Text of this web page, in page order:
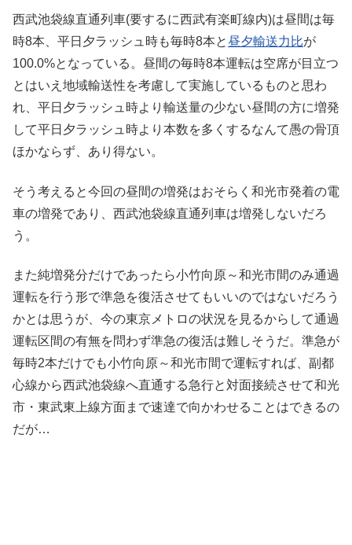
西武池袋線直通列車(要するに西武有楽町線内)は昼間は毎
時8本、平日夕ラッシュ時も毎時8本と昼夕輸送力比が
100.0%となっている。昼間の毎時8本運転は空席が目立つ
とはいえ地域輸送性を考慮して実施しているものと思わ
れ、平日夕ラッシュ時より輸送量の少ない昼間の方に増発
して平日夕ラッシュ時より本数を多くするなんて愚の骨頂
ほかならず、あり得ない。
そう考えると今回の昼間の増発はおそらく和光市発着の電
車の増発であり、西武池袋線直通列車は増発しないだろ
う。
また純増発分だけであったら小竹向原～和光市間のみ通過
運転を行う形で準急を復活させてもいいのではないだろう
かとは思うが、今の東京メトロの状況を見るからして通過
運転区間の有無を問わず準急の復活は難しそうだ。準急が
毎時2本だけでも小竹向原～和光市間で運転すれば、副都
心線から西武池袋線へ直通する急行と対面接続させて和光
市・東武東上線方面まで速達で向かわせることはできるの
だが…